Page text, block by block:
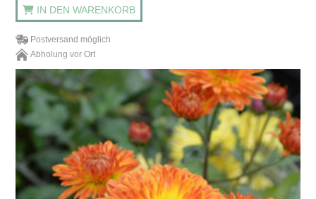
IN DEN WARENKORB
Postversand möglich
Abholung vor Ort